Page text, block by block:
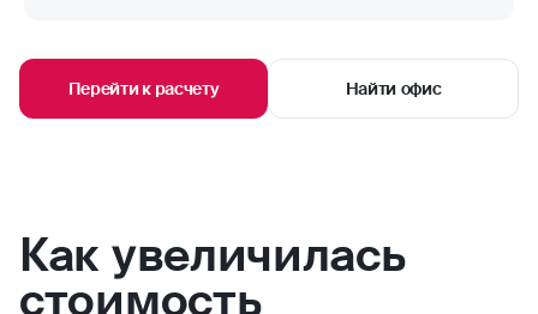
Перейти к расчету Найти офис
Как увеличилась
стоимость